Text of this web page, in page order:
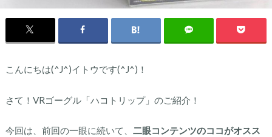
こんにちは(^J^)イトウです(^J^)！
さて！VRゴーグル「ハコトリップ」のご紹介！
今回は、前回の一眼に続いて、 二眼コンテンツのココがオスス